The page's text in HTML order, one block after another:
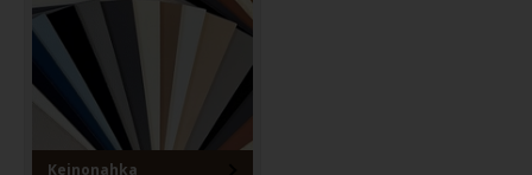
Keinonahka